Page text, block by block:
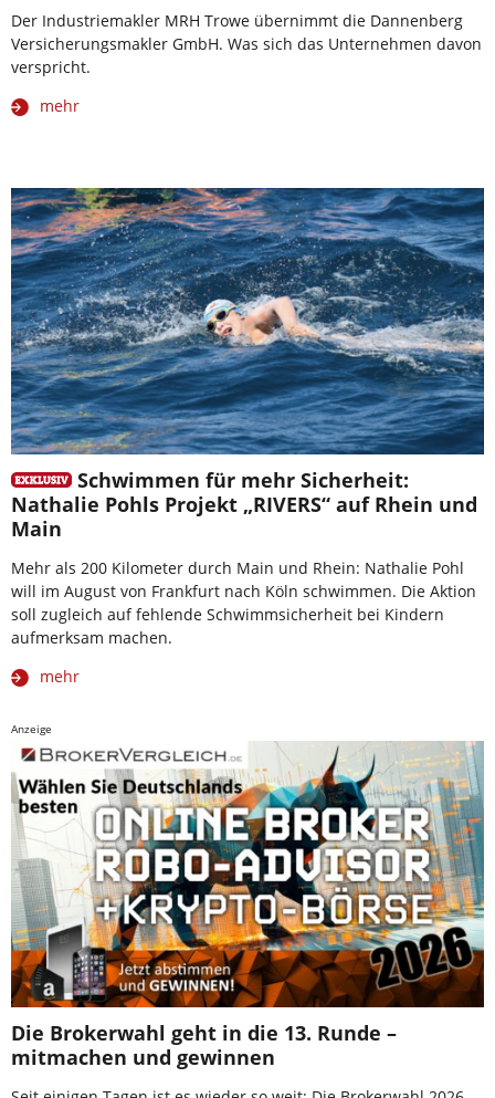
Der Industriemakler MRH Trowe übernimmt die Dannenberg
Versicherungsmakler GmbH. Was sich das Unternehmen davon
verspricht.
mehr
Schwimmen für mehr Sicherheit:
Nathalie Pohls Projekt „RIVERS“ auf Rhein und
Main
Mehr als 200 Kilometer durch Main und Rhein: Nathalie Pohl
will im August von Frankfurt nach Köln schwimmen. Die Aktion
soll zugleich auf fehlende Schwimmsicherheit bei Kindern
aufmerksam machen.
mehr
Anzeige
Die Brokerwahl geht in die 13. Runde –
mitmachen und gewinnen